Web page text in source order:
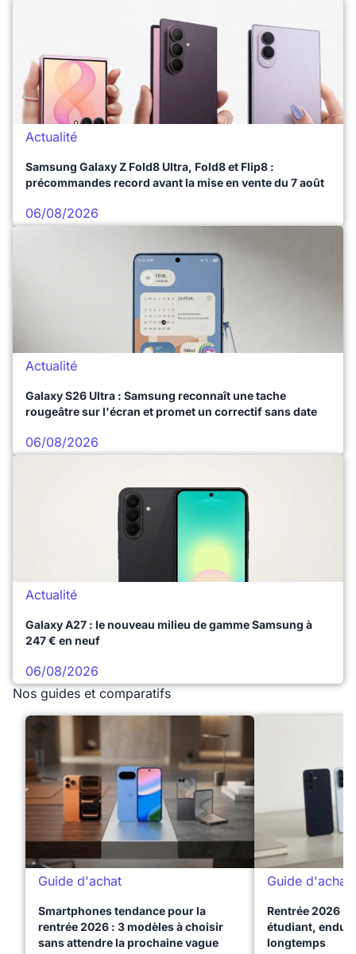
Actualité
Samsung Galaxy Z Fold8 Ultra, Fold8 et Flip8 :
précommandes record avant la mise en vente du 7 août
06/08/2026
Actualité
Galaxy S26 Ultra : Samsung reconnaît une tache
rougeâtre sur l'écran et promet un correctif sans date
06/08/2026
Actualité
Galaxy A27 : le nouveau milieu de gamme Samsung à
247 € en neuf
06/08/2026
Nos guides et comparatifs
Guide d'achat
Smartphones tendance pour la
rentrée 2026 : 3 modèles à choisir
sans attendre la prochaine vague
Guide d'achat
Rentrée 2026 :
étudiant,
longtemps